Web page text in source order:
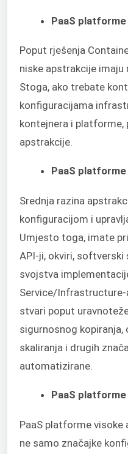
PaaS
Poput rješenja
niske apstrakcije
Stoga, ako trebate
konfiguracijama
kontejnera i platforme,
apstrakcije.
PaaS
Srednja razina
konfiguracijom i
Umjesto toga, imate
API-ji, okviri,
svojstva
Service/Infrastructure-
stvari poput
sigurnosnog
skaliranja i drugih
automatizirane.
PaaS
PaaS platforme
ne samo značajke